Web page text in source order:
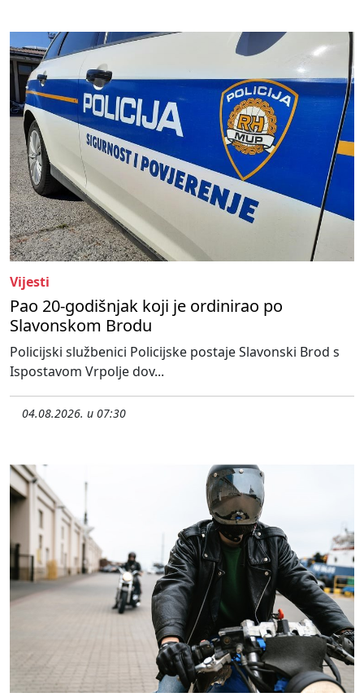
Vijesti
Pao 20-godišnjak koji je ordinirao po
Slavonskom Brodu
Policijski službenici Policijske postaje Slavonski Brod s
Ispostavom Vrpolje dov...
04.08.2026. u 07:30